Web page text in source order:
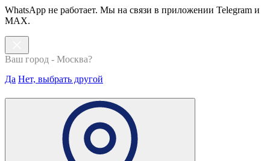
WhatsApp не работает. Мы на связи в приложении Telegram и
MAX.
Ваш город - Москва?
Да Нет, выбрать другой